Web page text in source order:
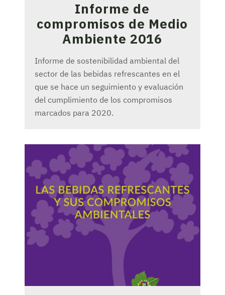
Informe de
compromisos de Medio
Ambiente 2016
Informe de sostenibilidad ambiental del
sector de las bebidas refrescantes en el
que se hace un seguimiento y evaluación
del cumplimiento de los compromisos
marcados para 2020.